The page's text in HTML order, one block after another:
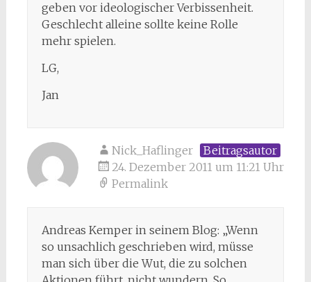
geben vor ideologischer Verbissenheit.
Geschlecht alleine sollte keine Rolle
mehr spielen.
LG,
Jan
Nick_Haflinger
Beitragsautor
24. Dezember 2011 um 11:21 Uhr
Permalink
Andreas Kemper in seinem Blog: „Wenn
so unsachlich geschrieben wird, müsse
man sich über die Wut, die zu solchen